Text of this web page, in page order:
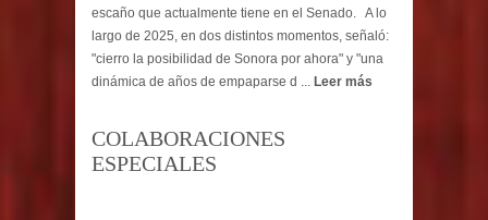
escaño que actualmente tiene en el Senado. A lo
largo de 2025, en dos distintos momentos, señaló:
"cierro la posibilidad de Sonora por ahora" y "una
dinámica de años de empaparse d ... Leer más
COLABORACIONES
ESPECIALES